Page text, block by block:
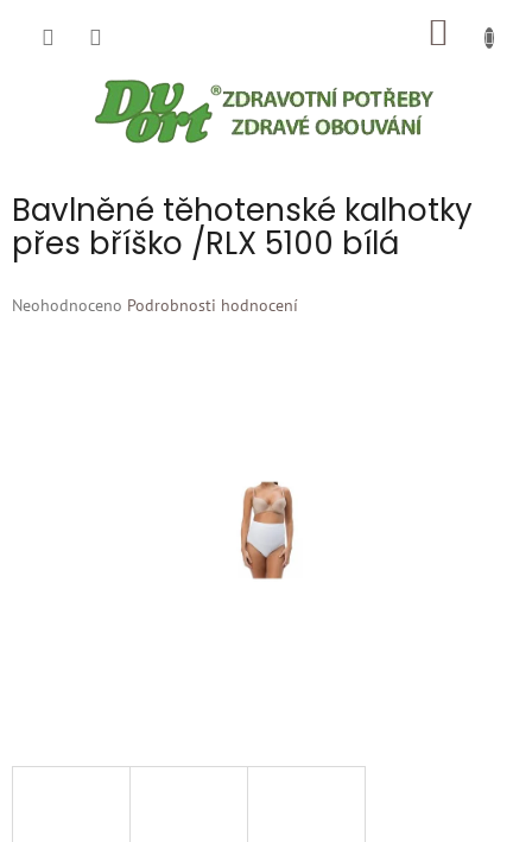
Bavlněné těhotenské kalhotky
přes bříško /RLX 5100 bílá
Průměrné
Neohodnoceno Podrobnosti hodnocení